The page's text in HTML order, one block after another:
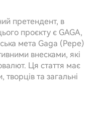
претендент, в
проєкту є GAGA,
мета Gaga (Pepe)
внесками, які
Ця стаття має
та загальні